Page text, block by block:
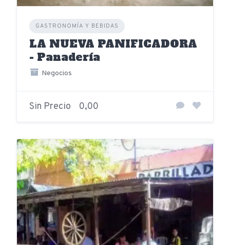
GASTRONOMÍA Y BEBIDAS
LA NUEVA PANIFICADORA
- Panadería
Negocios
Sin Precio 0,00